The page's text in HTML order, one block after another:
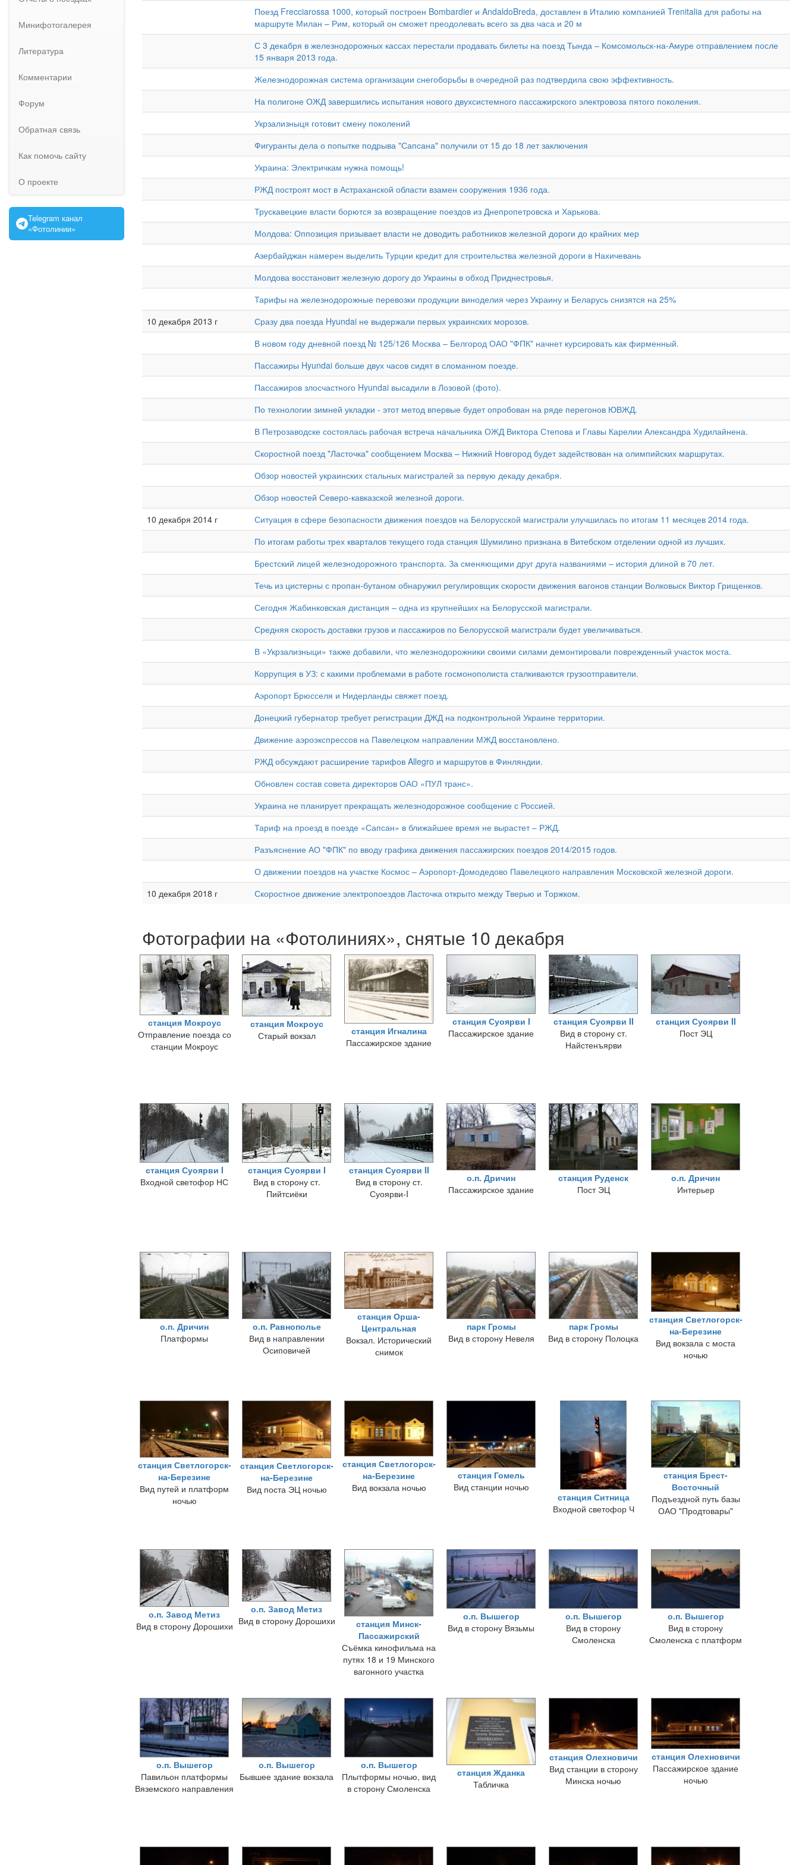
Минифотогалерея
Литература
Комментарии
Форум
Обратная связь
Как помочь сайту
О проекте
Telegram канал
«Фотолинии»
Поезд Frecciarossa 1000, который построен Bombardier и AndaldoBreda, доставлен в Италию компанией Trenitalia для работы на
маршруте Милан – Рим, который он сможет преодолевать всего за два часа и 20 м
С 3 декабря в железнодорожных кассах перестали продавать билеты на поезд Тында – Комсомольск-на-Амуре отправлением после
15 января 2013 года.
Железнодорожная система организации снегоборьбы в очередной раз подтвердила свою эффективность.
На полигоне ОЖД завершились испытания нового двухсистемного пассажирского электровоза пятого поколения.
Укрзализныця готовит смену поколений
Фигуранты дела о попытке подрыва "Сапсана" получили от 15 до 18 лет заключения
Украина: Электричкам нужна помощь!
РЖД построят мост в Астраханской области взамен сооружения 1936 года.
Трускавецкие власти борются за возвращение поездов из Днепропетровска и Харькова.
Молдова: Оппозиция призывает власти не доводить работников железной дороги до крайних мер
Азербайджан намерен выделить Турции кредит для строительства железной дороги в Нахичевань
Молдова восстановит железную дорогу до Украины в обход Приднестровья.
Тарифы на железнодорожные перевозки продукции виноделия через Украину и Беларусь снизятся на 25%
10 декабря 2013 г
Сразу два поезда Hyundai не выдержали первых украинских морозов.
В новом году дневной поезд № 125/126 Москва – Белгород ОАО "ФПК" начнет курсировать как фирменный.
Пассажиры Hyundai больше двух часов сидят в сломанном поезде.
Пассажиров злосчастного Hyundai высадили в Лозовой (фото).
По технологии зимней укладки - этот метод впервые будет опробован на ряде перегонов ЮВЖД.
В Петрозаводске состоялась рабочая встреча начальника ОЖД Виктора Степова и Главы Карелии Александра Худилайнена.
Скоростной поезд "Ласточка" сообщением Москва – Нижний Новгород будет задействован на олимпийских маршрутах.
Обзор новостей украинских стальных магистралей за первую декаду декабря.
Обзор новостей Северо-кавказской железной дороги.
10 декабря 2014 г
Ситуация в сфере безопасности движения поездов на Белорусской магистрали улучшилась по итогам 11 месяцев 2014 года.
По итогам работы трех кварталов текущего года станция Шумилино признана в Витебском отделении одной из лучших.
Брестский лицей железнодорожного транспорта. За сменяющими друг друга названиями – история длиной в 70 лет.
Течь из цистерны с пропан-бутаном обнаружил регулировщик скорости движения вагонов станции Волковыск Виктор Грищенков.
Сегодня Жабинковская дистанция – одна из крупнейших на Белорусской магистрали.
Средняя скорость доставки грузов и пассажиров по Белорусской магистрали будет увеличиваться.
В «Укрзализныци» также добавили, что железнодорожники своими силами демонтировали поврежденный участок моста.
Коррупция в УЗ: с какими проблемами в работе госмонополиста сталкиваются грузоотправители.
Аэропорт Брюсселя и Нидерланды свяжет поезд.
Донецкий губернатор требует регистрации ДЖД на подконтрольной Украине территории.
Движение аэроэкспрессов на Павелецком направлении МЖД восстановлено.
РЖД обсуждают расширение тарифов Allegro и маршрутов в Финляндии.
Обновлен состав совета директоров ОАО «ПУЛ транс».
Украина не планирует прекращать железнодорожное сообщение с Россией.
Тариф на проезд в поезде «Сапсан» в ближайшее время не вырастет – РЖД.
Разъяснение АО "ФПК" по вводу графика движения пассажирских поездов 2014/2015 годов.
О движении поездов на участке Космос – Аэропорт-Домодедово Павелецкого направления Московской железной дороги.
10 декабря 2018 г
Скоростное движение электропоездов Ласточка открыто между Тверью и Торжком.
Фотографии на «Фотолиниях», снятые 10 декабря
станция Мокроус
Отправление поезда со
станции Мокроус
станция Мокроус
Старый вокзал
станция Игналина
Пассажирское здание
станция Суоярви I
Пассажирское здание
станция Суоярви II
Вид в сторону ст.
Найстенъярви
станция Суоярви II
Пост ЭЦ
станция Суоярви I
Входной светофор НС
станция Суоярви I
Вид в сторону ст.
Пийтсиёки
станция Суоярви II
Вид в сторону ст.
Суоярви-I
о.п. Дричин
Пассажирское здание
станция Руденск
Пост ЭЦ
о.п. Дричин
Интерьер
о.п. Дричин
Платформы
о.п. Равнополье
Вид в направлении
Осиповичей
станция Орша-
Центральная
Вокзал. Исторический
снимок
парк Громы
Вид в сторону Невеля
парк Громы
Вид в сторону Полоцка
станция Светлогорск-
на-Березине
Вид вокзала с моста
ночью
станция Светлогорск-
на-Березине
Вид путей и платформ
ночью
станция Светлогорск-
на-Березине
Вид поста ЭЦ ночью
станция Светлогорск-
на-Березине
Вид вокзала ночью
станция Гомель
Вид станции ночью
станция Ситница
Входной светофор Ч
станция Брест-
Восточный
Подъездной путь базы
ОАО "Продтовары"
о.п. Завод Метиз
Вид в сторону Дорошихи
о.п. Завод Метиз
Вид в сторону Дорошихи
станция Минск-
Пассажирский
Съёмка кинофильма на
путях 18 и 19 Минского
вагонного участка
о.п. Вышегор
Вид в сторону Вязьмы
о.п. Вышегор
Вид в сторону
Смоленска
о.п. Вышегор
Вид в сторону
Смоленска с платформ
о.п. Вышегор
Павильон платформы
Вяземского направления
о.п. Вышегор
Бывшее здание вокзала
о.п. Вышегор
Плытформы ночью, вид
в сторону Смоленска
станция Жданка
Табличка
станция Олехновичи
Вид станции в сторону
Минска ночью
станция Олехновичи
Пассажирское здание
ночью